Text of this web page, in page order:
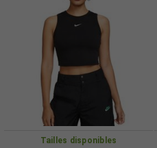
Tailles disponibles